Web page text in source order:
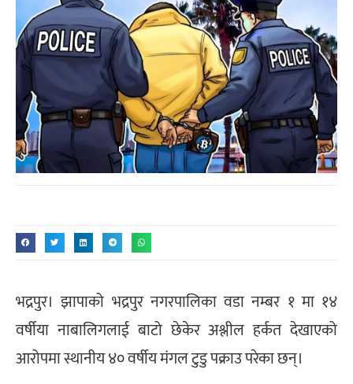
भद्रपुर। झापाको भद्रपुर नगरपालिका वडा नम्बर १ मा १४
वर्षीया नाबालिगलाई बाटो छेकेर अश्लील हर्कत देखाएको
आरोपमा स्थानीय ४० वर्षीय मंगल टुडु पक्राउ परेका छन्।